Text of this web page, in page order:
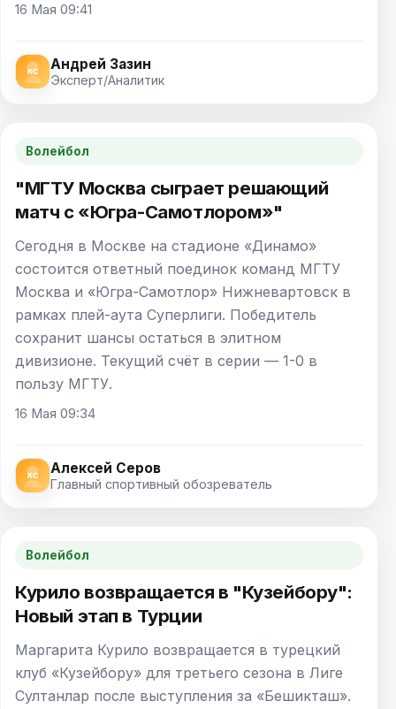
16 Мая 09:41
Андрей Зазин
Эксперт/Аналитик
Волейбол
"МГТУ Москва сыграет решающий
матч с «Югра-Самотлором»"
Сегодня в Москве на стадионе «Динамо»
состоится ответный поединок команд МГТУ
Москва и «Югра-Самотлор» Нижневартовск в
рамках плей-аута Суперлиги. Победитель
сохранит шансы остаться в элитном
дивизионе. Текущий счёт в серии — 1-0 в
пользу МГТУ.
16 Мая 09:34
Алексей Серов
Главный спортивный обозреватель
Волейбол
Курило возвращается в "Кузейбору":
Новый этап в Турции
Маргарита Курило возвращается в турецкий
клуб «Кузейбору» для третьего сезона в Лиге
Султанлар после выступления за «Бешикташ».